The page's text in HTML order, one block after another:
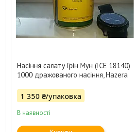
Насіння салату Грін Мун (ICE 18140)
1000 дражованого насіння, Hazera
1 350 ₴/упаковка
В наявності